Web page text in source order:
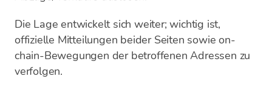
Die Lage entwickelt sich weiter; wichtig ist,
offizielle Mitteilungen beider Seiten sowie on-
chain-Bewegungen der betroffenen Adressen zu
verfolgen.